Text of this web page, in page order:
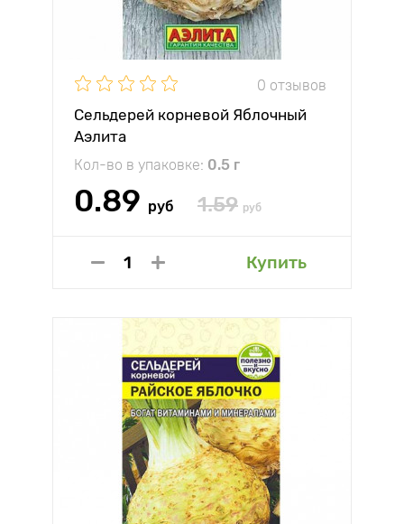
0 отзывов
Сельдерей корневой Яблочный
Аэлита
Кол-во в упаковке: 0.5 г
0.89 руб 1.59 руб
Купить